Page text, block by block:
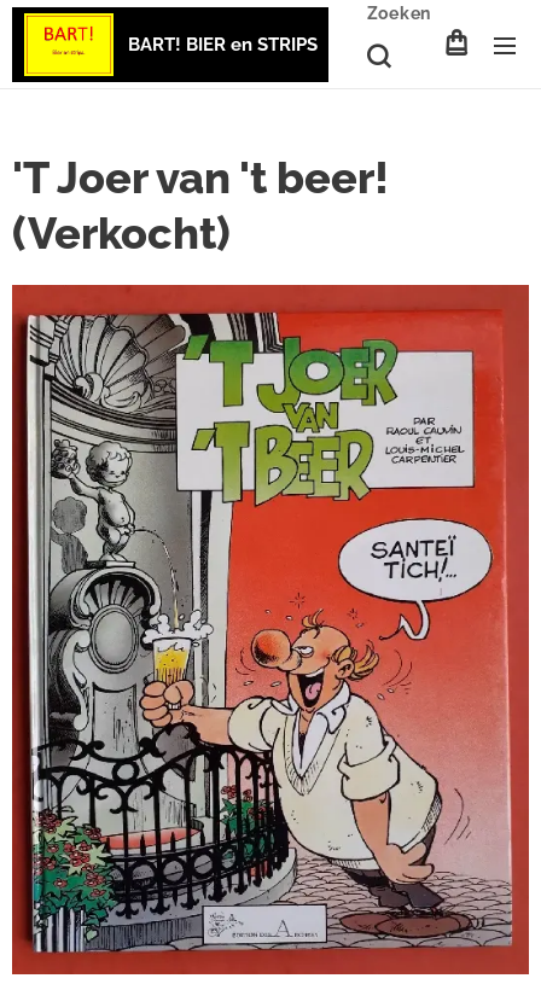
BART! BIER en STRIPS
Zoeken
'T Joer van 't beer!
(Verkocht)